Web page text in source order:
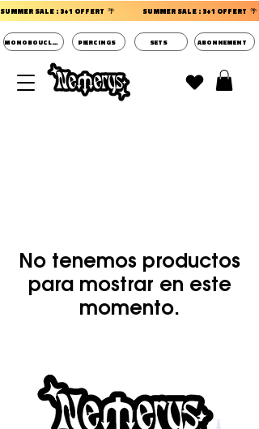
SUMMER SALE : 3+1 OFFERT  🌴
MONOBOUCLES PIERCINGS SETS ABONNEMENT
No tenemos productos
para mostrar en este
momento.